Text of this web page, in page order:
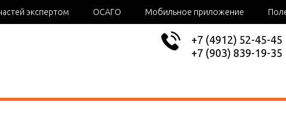
экспертом ОСАГО Мобильное приложение
+7 (4912) 52-45-45
+7 (903) 839-19-35